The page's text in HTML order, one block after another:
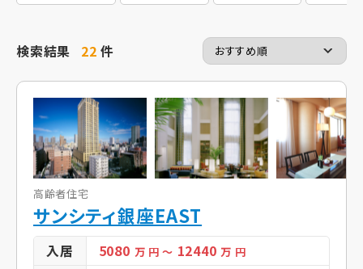
検索結果 22件
高齢者住宅
サンシティ銀座EAST
入居 5080 万 円～ 12440万 円